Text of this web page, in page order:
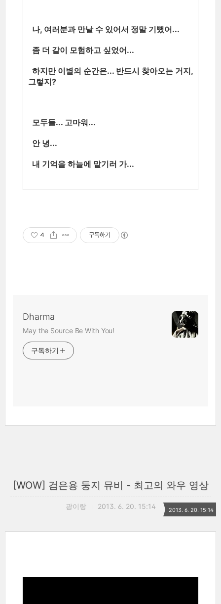
나, 여러분과 만날 수 있어서 정말 기뻤어...
좀 더 같이 모험하고 싶었어...
하지만 이별의 순간은... 반드시 찾아오는 거지,
그렇지?
모두들... 고마워...
안 녕...
내 기억을 하늘에 맡기러 가...
4 구독하기
Dharma
May the Source Be With You!
구독하기
[WOW] 검은용 둥지 뮤비 - 최고의 와우 영상
광이랑 2013. 6. 20. 15:14 2013. 6. 20. 15:14